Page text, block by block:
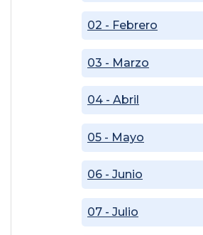
02 - Febrero
03 - Marzo
04 - Abril
05 - Mayo
06 - Junio
07 - Julio